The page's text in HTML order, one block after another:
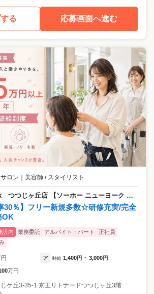
る 応募画面へ進む
ロン 美容師 / スタイリスト
じヶ丘店 【ソーホー ニューヨーク ツツジガオカ】
30％】フリー新規多数☆研修充実/完全
OK
設内 業務委託 アルバイト・パート
正社員
ア 時給 1,400円 ~ 3,000円
万円
ケ丘3-35-1 京王リトナードつつじヶ丘3階